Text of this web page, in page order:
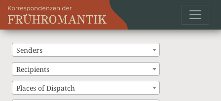
Senders
Recipients
Places of Dispatch